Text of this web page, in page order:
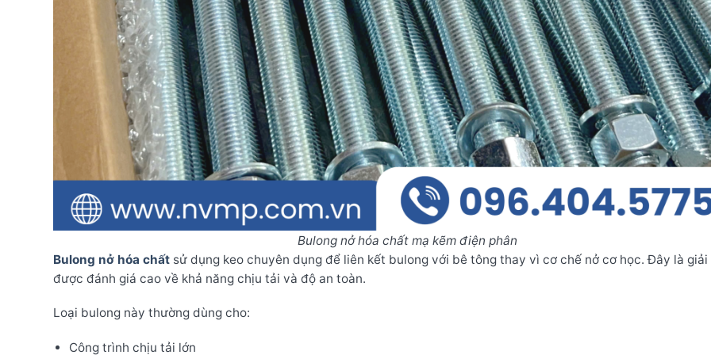
Bulong nở hóa chất mạ kẽm điện phân
Bulong nở hóa chất sử dụng keo chuyên dụng để liên kết bulong với bê tông thay vì cơ chế nở cơ học. Đây là giải
được đánh giá cao về khả năng chịu tải và độ an toàn.
Loại bulong này thường dùng cho:
Công trình chịu tải lớn